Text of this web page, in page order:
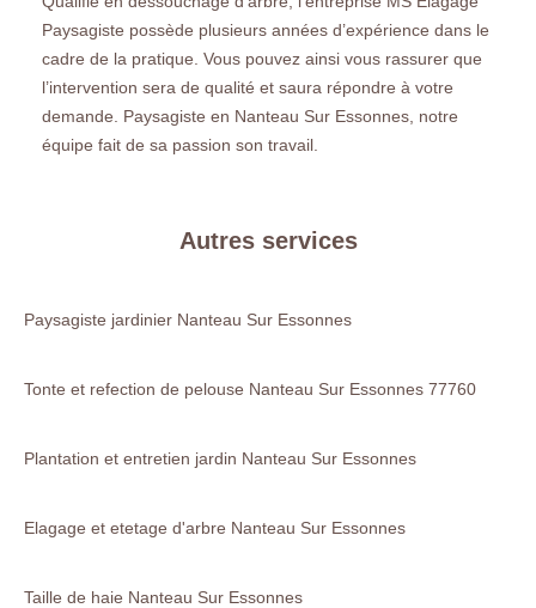
Paysagiste possède plusieurs années d’expérience dans le
cadre de la pratique. Vous pouvez ainsi vous rassurer que
l’intervention sera de qualité et saura répondre à votre
demande. Paysagiste en Nanteau Sur Essonnes, notre
équipe fait de sa passion son travail.
Autres services
Paysagiste jardinier Nanteau Sur Essonnes
Tonte et refection de pelouse Nanteau Sur Essonnes 77760
Plantation et entretien jardin Nanteau Sur Essonnes
Elagage et etetage d'arbre Nanteau Sur Essonnes
Taille de haie Nanteau Sur Essonnes